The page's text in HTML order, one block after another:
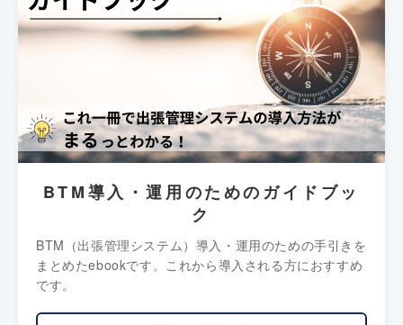
BTM導入・運用のためのガイドブッ
ク
BTM（出張管理システム）導入・運用のための手引きを
まとめたebookです。これから導入される方におすすめ
です。